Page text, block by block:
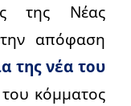
της Νέας
απόφαση
της νέα του
κόμματος